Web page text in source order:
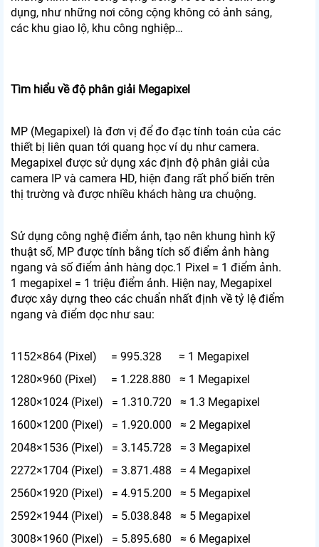
dụng, như những nơi công cộng không có ảnh sáng,
các khu giao lộ, khu công nghiệp…
Tìm hiểu về độ phân giải Megapixel
MP (Megapixel) là đơn vị để đo đạc tính toán của các
thiết bị liên quan tới quang học ví dụ như camera.
Megapixel được sử dụng xác định độ phân giải của
camera IP và camera HD, hiện đang rất phổ biến trên
thị trường và được nhiều khách hàng ưa chuộng.
Sử dụng công nghệ điểm ảnh, tạo nên khung hình kỹ
thuật số, MP được tính bằng tích số điểm ảnh hàng
ngang và số điểm ảnh hàng dọc.1 Pixel = 1 điểm ảnh.
1 megapixel = 1 triệu điểm ảnh. Hiện nay, Megapixel
được xây dựng theo các chuẩn nhất định về tỷ lệ điểm
ngang và điểm dọc như sau:
1152×864 (Pixel) = 995.328 ≈ 1 Megapixel
1280×960 (Pixel) = 1.228.880 ≈ 1 Megapixel
1280×1024 (Pixel) = 1.310.720 ≈ 1.3 Megapixel
1600×1200 (Pixel) = 1.920.000 ≈ 2 Megapixel
2048×1536 (Pixel) = 3.145.728 ≈ 3 Megapixel
2272×1704 (Pixel) = 3.871.488 ≈ 4 Megapixel
2560×1920 (Pixel) = 4.915.200 ≈ 5 Megapixel
2592×1944 (Pixel) = 5.038.848 ≈ 5 Megapixel
3008×1960 (Pixel) = 5.895.680 ≈ 6 Megapixel